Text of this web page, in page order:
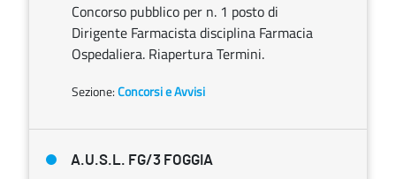
Concorso pubblico per n. 1 posto di
Dirigente Farmacista disciplina Farmacia
Ospedaliera. Riapertura Termini.
Sezione:Concorsi e Avvisi
A.U.S.L. FG/3 FOGGIA